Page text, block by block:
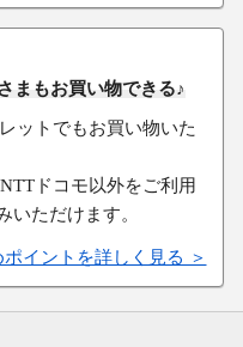
まもお買い物できる♪
ットでもお買い物いた
ドコモ以外をご利用
いただけます。
イントを詳しく見る ＞